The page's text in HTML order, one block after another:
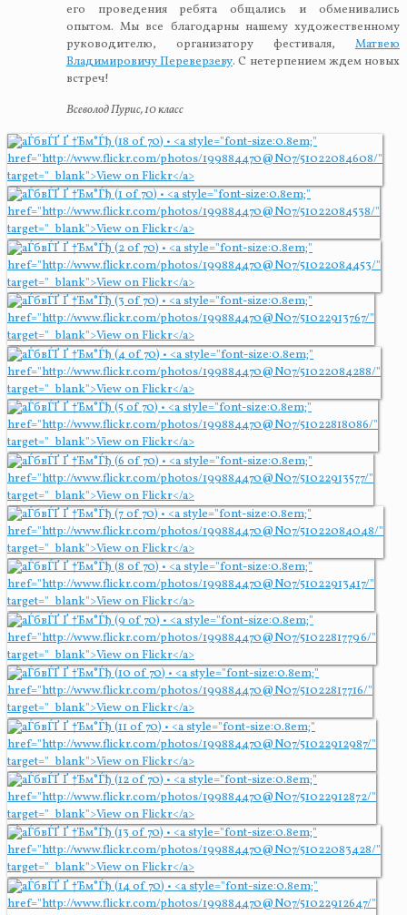
его проведения ребята общались и обменивались
опытом. Мы все благодарны нашему художественному
руководителю, организатору фестиваля, Матвею
Владимировичу Переверзеву. С нетерпением ждем новых
встреч!
Всеволод Пурис, 10 класс